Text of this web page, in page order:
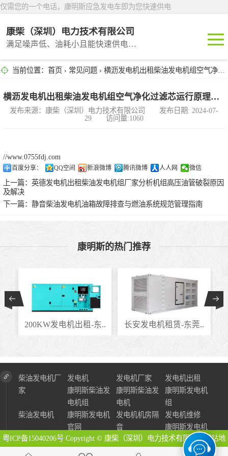
仅需您的一个电话，康明斯应急发电车即为您快速供电
康柴（深圳）电力技术有限公司
满足噪声低、油耗小且能快速供电的租赁产品
当前位置： 首页 › 常见问题 › 横沥发电机出租柴油发电机组空气净化过滤芯运行原理大揭秘
横沥发电机出租柴油发电机组空气净化过滤芯运行原理大揭秘
发布来源：康柴（深圳）电力技术有限公司 发布日期: 2024-07-
29 访问量:1060
//www.0755fdj.com
百度分享： QQ空间 新浪微博 腾讯微博 人人网 微信
上一篇： 英德发电机出租柴油发电机组厂家分析机组高压油管破裂原因
及解决
下一篇： 静音柴油发电机油箱故障排查与燃油系统规范管理指南
康明斯的热门推荐
200KW发电机出租-东.. 长安发电机租赁-东莞..
柴油发电机厂
家
发电机 发电机厂家
发电机出租
康明斯柴油发
电机组
康明斯柴油发
电机
康明斯发电机
组
柴油发电机
康明斯发电机
官网
发电机机房隔
音
发电机维修
康明斯发电机
粤ICP备15040206号 Copyright © 康柴（深圳）电力技术有限公司 网站地
深圳租赁
东莞租赁
汕头租赁